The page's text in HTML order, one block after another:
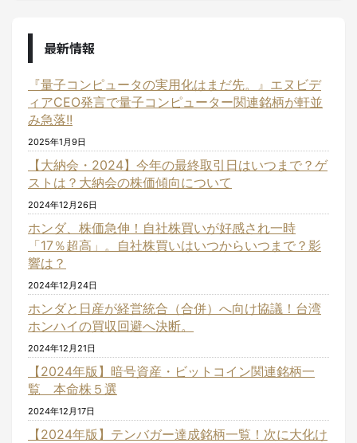
最新情報
『量子コンピュータの実用化はまだ先。』エヌビデ
ィアCEO発言で量子コンピューター関連銘柄が軒並
み急落!!
2025年1月9日
【大納会・2024】今年の最終取引日はいつまで？ゲ
ストは？大納会の株価傾向について
2024年12月26日
ホンダ、株価急伸！自社株買いが好感され一時
「17％超高」。自社株買いはいつからいつまで？影
響は？
2024年12月24日
ホンダと日産が経営統合（合併）へ向け協議！台湾
ホンハイの買収回避へ決断。
2024年12月21日
【2024年版】暗号資産・ビットコイン関連銘柄一
覧 本命株５選
2024年12月17日
【2024年版】テンバガー達成銘柄一覧！次に大化け